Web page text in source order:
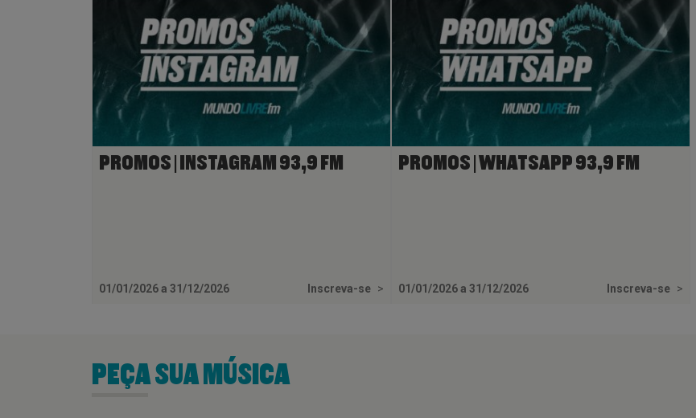
PROMOS | INSTAGRAM 93,9 FM
01/01/2026 a 31/12/2026 Inscreva-se >
PROMOS | WHATSAPP 93,9 FM
01/01/2026 a 31/12/2026 Inscreva-se >
PEÇA SUA MÚSICA